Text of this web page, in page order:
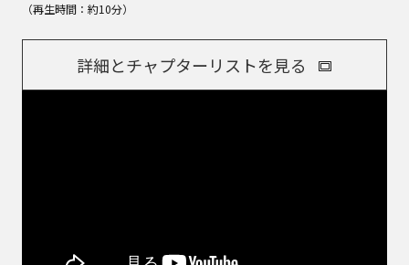
（再生時間：約10分）
詳細とチャプターリストを見る